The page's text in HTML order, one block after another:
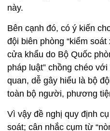
này.
Bên cạnh đó, có ý kiến
đội biên phòng “kiểm
cửa khẩu do Bộ Quốc
pháp luật” chồng chéo
quan, dễ gây hiểu là bộ
toàn bộ người, phương
Vì vậy đề nghị quy định
soát; cân nhắc cụm từ